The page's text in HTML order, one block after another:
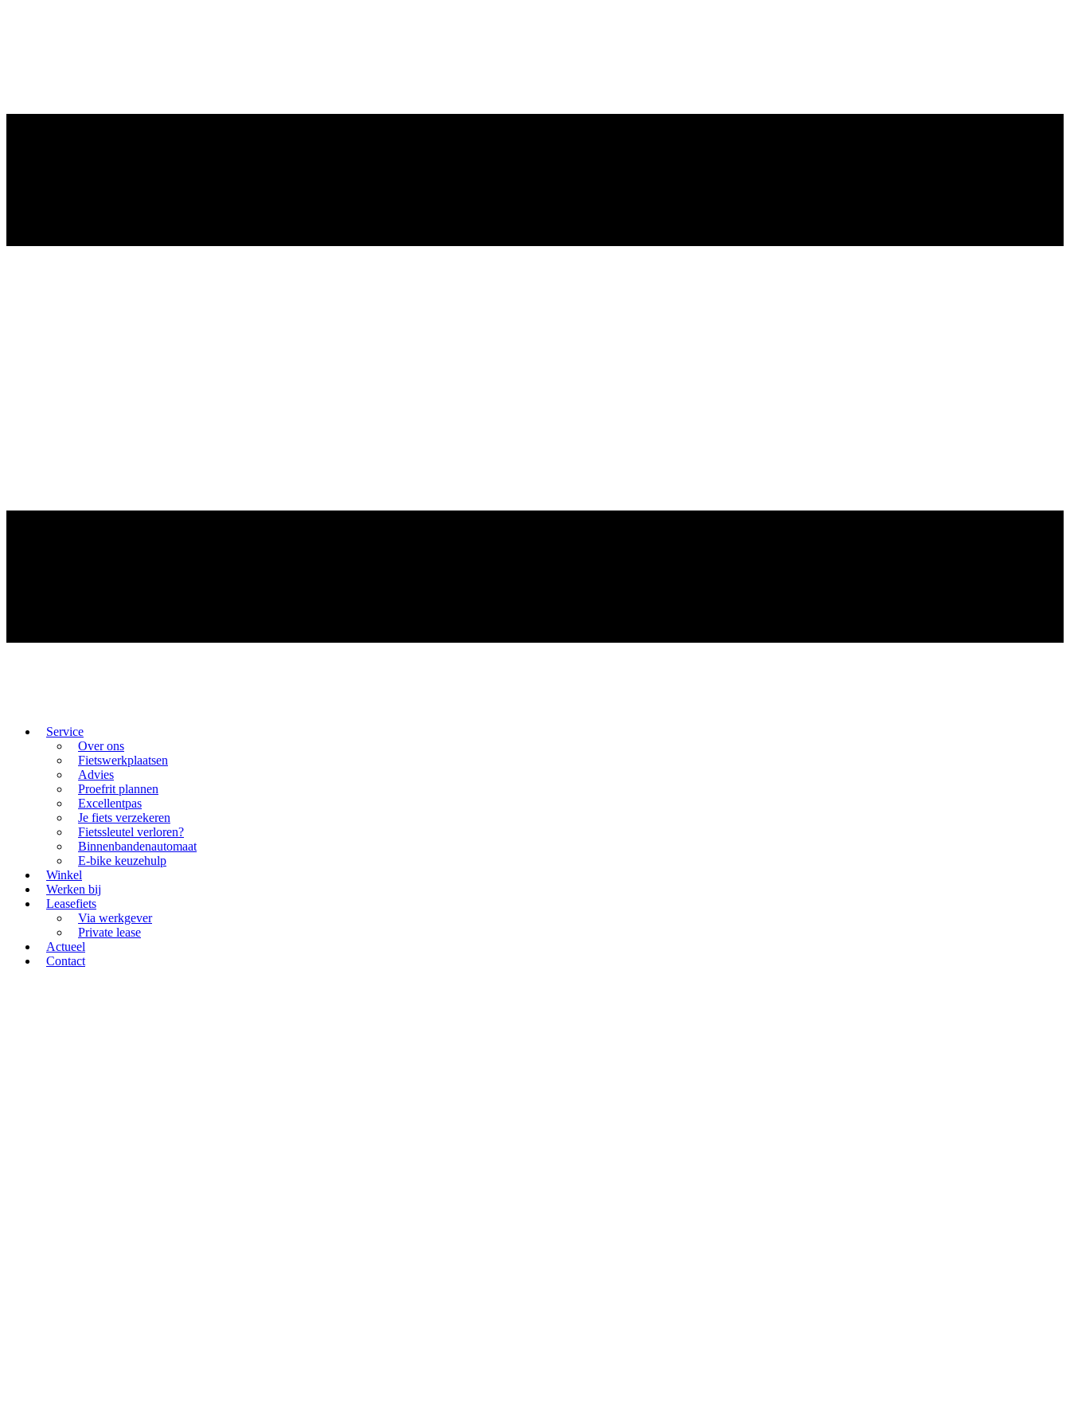
Service
Over ons
Fietswerkplaatsen
Advies
Proefrit plannen
Excellentpas
Je fiets verzekeren
Fietssleutel verloren?
Binnenbandenautomaat
E-bike keuzehulp
Winkel
Werken bij
Leasefiets
Via werkgever
Private lease
Actueel
Contact